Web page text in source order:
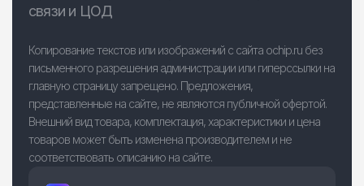
связи и ЦОД
Копирование текстов или изображений с сайта ochip.ru без
письменного разрешения администрации или гиперссылки на
главную страницу запрещено. Предложения,
представленные на сайте, не являются публичной офертой.
Внешний вид товара, комплектация, характеристики и цена
товаров может быть изменена производителем и не
соответствовать описанию на сайте.